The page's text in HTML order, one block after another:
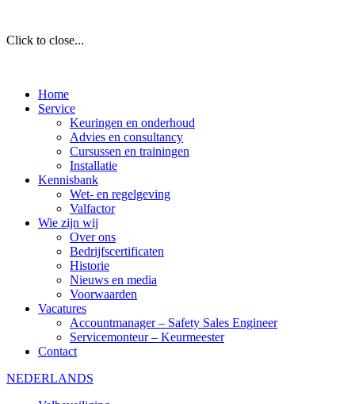
Click to close...
Home
Service
Keuringen en onderhoud
Advies en consultancy
Cursussen en trainingen
Installatie
Kennisbank
Wet- en regelgeving
Valfactor
Wie zijn wij
Over ons
Bedrijfscertificaten
Historie
Nieuws en media
Voorwaarden
Vacatures
Accountmanager – Safety Sales Engineer
Servicemonteur – Keurmeester
Contact
NEDERLANDS